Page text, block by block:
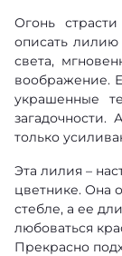
Огонь
описать лилию
света,
воображение.
украшенные
только
Эта лилия –
цветнике. Она
стебле, а ее
любоваться
Прекрасно